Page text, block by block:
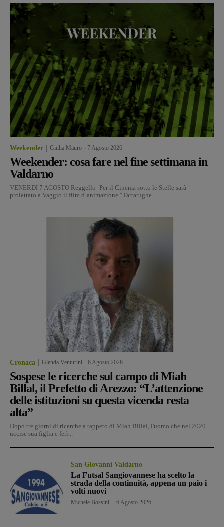
Weekender Giulia Mauro 7 Agosto 2026
Weekender: cosa fare nel fine settimana in
Valdarno
VENERDÌ 7 AGOSTO Reggello- Per il Cinema sotto le Stelle sarà
proiettato a Vaggio il film d’animazione “Tartarughe...
Cronaca Glenda Venturini 6 Agosto 2026
Sospese le ricerche sul campo di Miah
Billal, il Prefetto di Arezzo: “L’attenzione
delle istituzioni su questa vicenda resta
alta”
Dopo tre giorni di ricerche a tappeto di Miah Billal, l'uomo che nel 2020
uccise sua figlia e ferì...
San Giovanni Valdarno
La Futsal Sangiovannese ha scelto la
strada della continuità, appena un paio i
volti nuovi
Michele Bossini 6 Agosto 2026